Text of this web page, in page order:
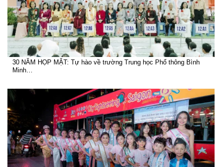
30 NĂM HỌP MẶT: Tự hào về trường Trung học Phổ thông Bình
Minh…